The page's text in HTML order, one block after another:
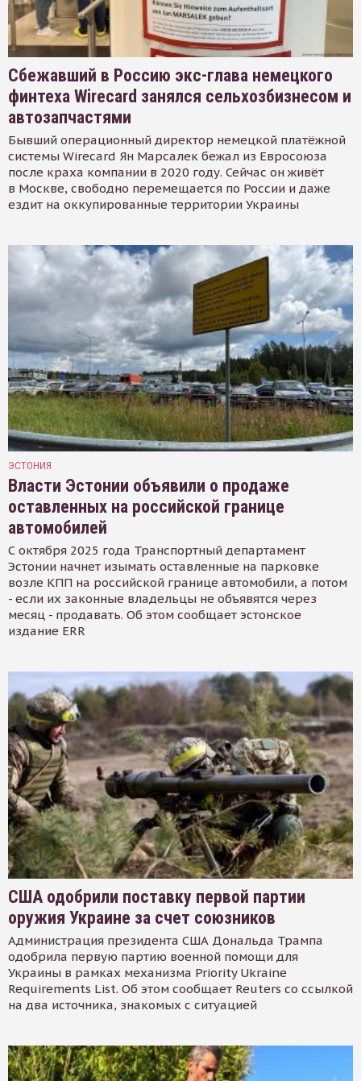
Сбежавший в Россию экс-глава немецкого
финтеха Wirecard занялся сельхозбизнесом и
автозапчастями
Бывший операционный директор немецкой платёжной
системы Wirecard Ян Марсалек бежал из Евросоюза
после краха компании в 2020 году. Сейчас он живёт
в Москве, свободно перемещается по России и даже
ездит на оккупированные территории Украины
ЭСТОНИЯ
Власти Эстонии объявили о продаже
оставленных на российской границе
автомобилей
С октября 2025 года Транспортный департамент
Эстонии начнет изымать оставленные на парковке
возле КПП на российской границе автомобили, а потом
- если их законные владельцы не объявятся через
месяц - продавать. Об этом сообщает эстонское
издание ERR
США одобрили поставку первой партии
оружия Украине за счет союзников
Администрация президента США Дональда Трампа
одобрила первую партию военной помощи для
Украины в рамках механизма Priority Ukraine
Requirements List. Об этом сообщает Reuters со ссылкой
на два источника, знакомых с ситуацией